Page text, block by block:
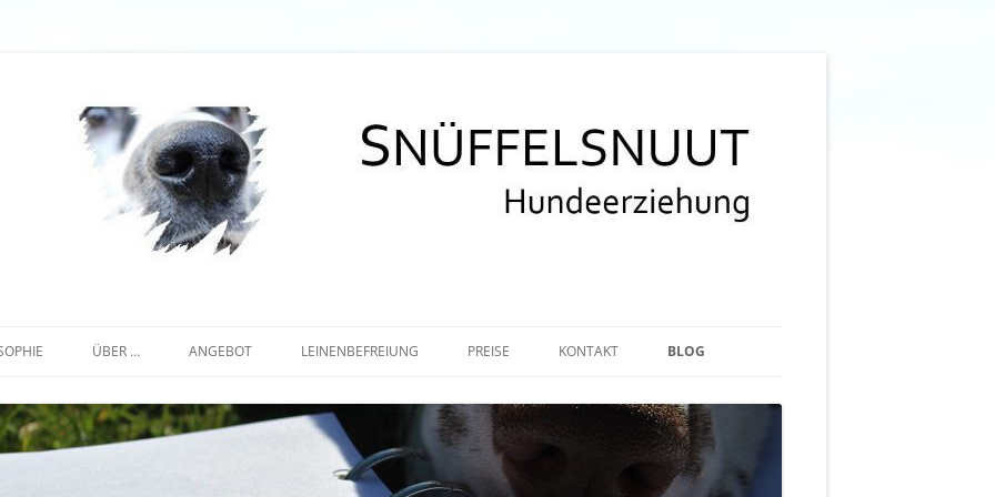
Inhalt
ÜBER … ANGEBOT LEINENBEFREIUNG PREISE KONTAKT BLOG